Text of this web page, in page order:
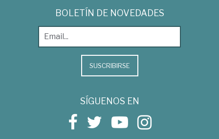
BOLETÍN DE NOVEDADES
SUSCRIBIRSE
SÍGUENOS EN